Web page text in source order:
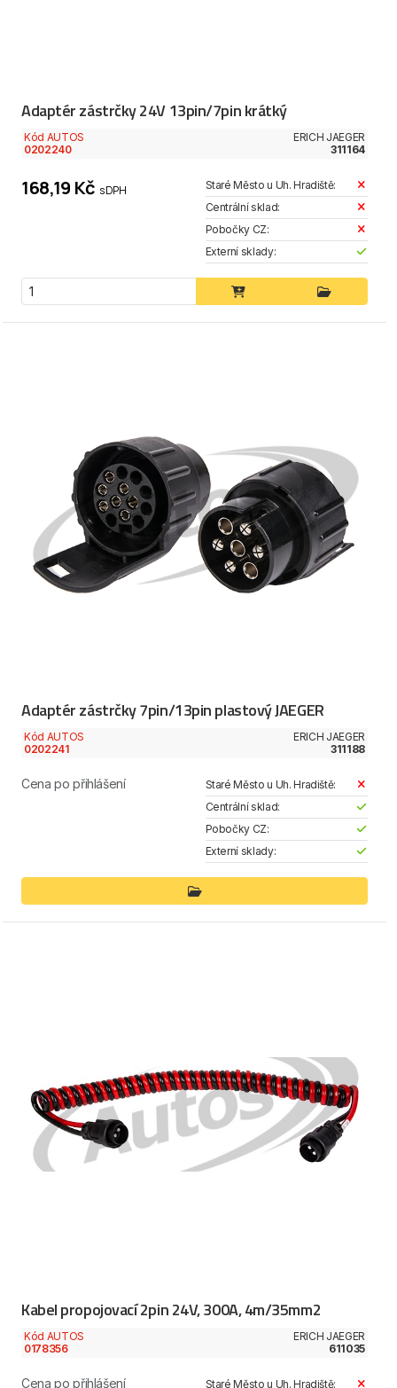
Adaptér zástrčky 24V 13pin/7pin krátký
Kód AUTOS
0202240
ERICH JAEGER
311164
168,19 Kč s DPH
Staré Město u Uh. Hradiště:
Centrální sklad:
Pobočky CZ:
Externí sklady:
Adaptér zástrčky 7pin/13pin plastový JAEGER
Kód AUTOS
0202241
ERICH JAEGER
311188
Cena po přihlášení
Staré Město u Uh. Hradiště:
Centrální sklad:
Pobočky CZ:
Externí sklady:
Kabel propojovací 2pin 24V, 300A, 4m/35mm2
Kód AUTOS
0178356
ERICH JAEGER
611035
Cena po přihlášení Staré Město u Uh. Hradiště: